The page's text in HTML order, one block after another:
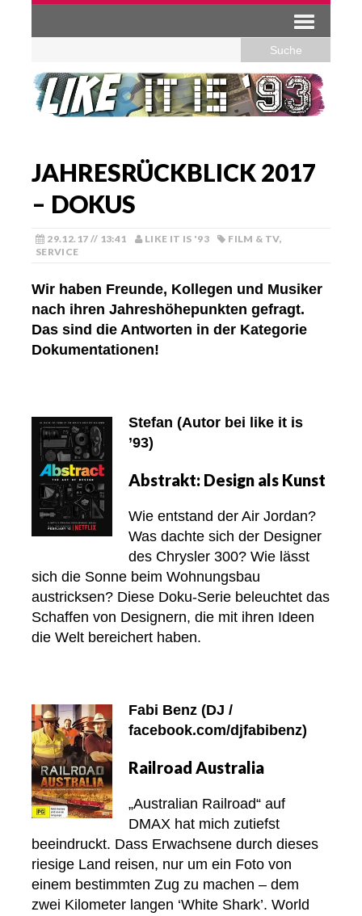
JAHRESRÜCKBLICK 2017
– DOKUS
29.12.17 // 13:41 LIKE IT IS '93 FILM & TV,
SERVICE
Wir haben Freunde, Kollegen und Musiker
nach ihren Jahreshöhepunkten gefragt.
Das sind die Antworten in der Kategorie
Dokumentationen!
Stefan (Autor bei like it is
’93)
Abstrakt: Design als Kunst
Wie entstand der Air Jordan?
Was dachte sich der Designer
des Chrysler 300? Wie lässt
sich die Sonne beim Wohnungsbau
austricksen? Diese Doku-Serie beleuchtet das
Schaffen von Designern, die mit ihren Ideen
die Welt bereichert haben.
Fabi Benz (DJ /
facebook.com/djfabibenz)
Railroad Australia
„Australian Railroad“ auf
DMAX hat mich zutiefst
beeindruckt. Dass Erwachsene durch dieses
riesige Land reisen, nur um ein Foto von
einem bestimmten Zug zu machen – dem
zwei Kilometer langen ‘White Shark’. World